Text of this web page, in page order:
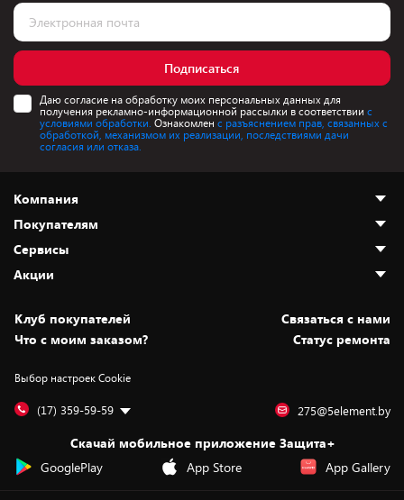
Подписаться
Даю согласие на обработку моих персональных данных для
получения рекламно-информационной рассылки в соответствии с
условиями обработки. Ознакомлен с разъяснением прав, связанных с
обработкой, механизмом их реализации, последствиями дачи
согласия или отказа.
Компания
О нас
Адреса магазинов
Новости
Статьи и обзоры
Вакансии
Дай пять добру!
Покупателям
Как сделать заказ
Оплата и доставка
Безналичный расчёт
Обмен и возврат товара
Обработка персональных данных
Подарочные карты
Сервисы
Установка техники
Для игровых консолей
Для мобильных устройств
Для компьютеров
Сервисные центры
Акции
Скидки и промокоды
Белорусские товары
Бонусы
Оплата частями
Уценка
Клуб покупателей
Cвязаться с нами
Что с моим заказом?
Статус ремонта
Выбор настроек Cookie
(17) 359-59-59 275@5element.by
Скачай мобильное приложение Защита+
GooglePlay
App Store App Gallery